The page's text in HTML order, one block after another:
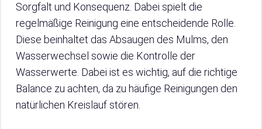
Sorgfalt und Konsequenz. Dabei spielt die
regelmäßige Reinigung eine entscheidende Rolle.
Diese beinhaltet das Absaugen des Mulms, den
Wasserwechsel sowie die Kontrolle der
Wasserwerte. Dabei ist es wichtig, auf die richtige
Balance zu achten, da zu häufige Reinigungen den
natürlichen Kreislauf stören.